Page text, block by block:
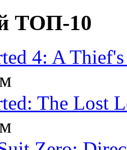
ТОП-10
4: A
The Lost